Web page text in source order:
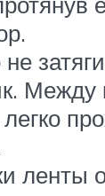
Между
ленты